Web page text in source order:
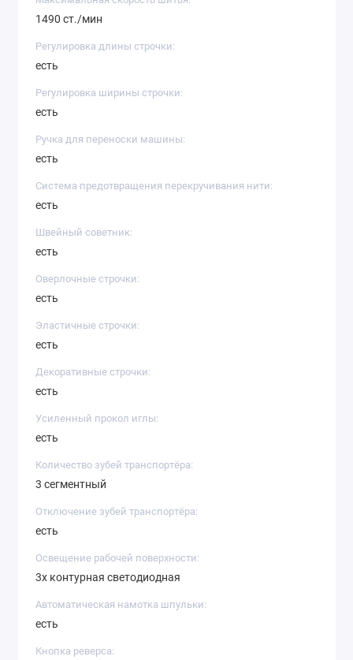
1490 ст./мин
Регулировка длины строчки:
есть
Регулировка ширины строчки:
есть
Ручка для переноски машины:
есть
Система предотвращения перекручивания нити:
есть
Швейный советник:
есть
Оверлочные строчки:
есть
Эластичные строчки:
есть
Декоративные строчки:
есть
Усиленный прокол иглы:
есть
Количество зубей транспортёра:
3 сегментный
Отключение зубей транспортёра:
есть
Освещение рабочей поверхности:
3х контурная светодиодная
Автоматическая намотка шпульки:
есть
Кнопка реверса: